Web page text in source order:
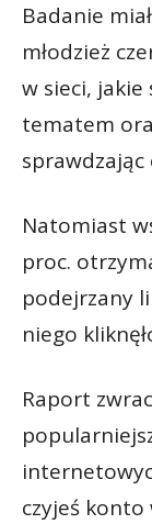
Badanie
młodzież
w sieci, jakie
tematem
sprawdzając
Natomiast
proc.
podejrzany
niego
Raport
czyjeś konto